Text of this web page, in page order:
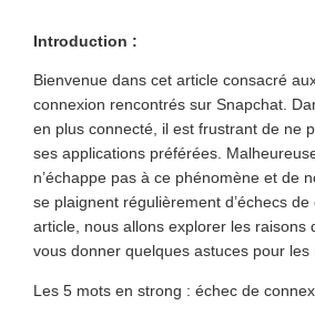
Introduction :
Bienvenue dans cet article consacré
connexion rencontrés sur Snapchat.
en plus connecté, il est frustrant de ne
ses applications préférées.
n’échappe pas à ce phénomène et de
se plaignent régulièrement d’échecs
article, nous allons explorer les raisons
vous donner quelques astuces pour les
Les 5 mots en strong : échec de